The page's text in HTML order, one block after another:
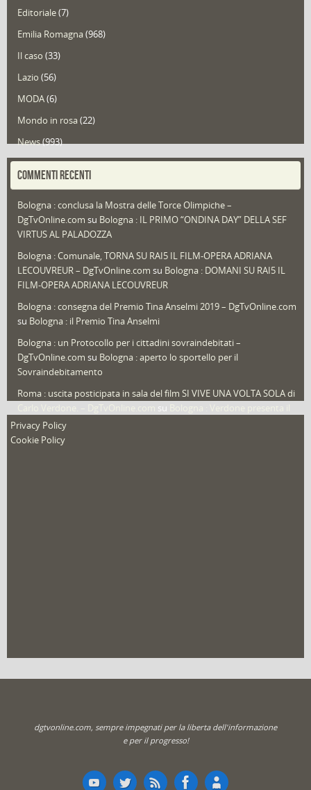
Editoriale(7)
Emilia Romagna(968)
Il caso (33)
Lazio (56)
MODA(6)
Mondo in rosa(22)
News(993)
Portfolio(1)
Redazioni(1.049)
Speciali (22)
Sport
That's Bologna Magazine(25)
Video (archivio) (263)
COMMENTI RECENTI
Bologna : conclusa la Mostra delle Torce Olimpiche –
DgTvOnline.com su Bologna : IL PRIMO “ONDINA DAY” DELLA SEF
VIRTUS AL PALADOZZA
Bologna : Comunale, TORNA SU RAI5 IL FILM-OPERA ADRIANA
LECOUVREUR – DgTvOnline.com su Bologna : DOMANI SU RAI5 IL
FILM-OPERA ADRIANA LECOUVREUR
Bologna : consegna del Premio Tina Anselmi 2019 – DgTvOnline.com
su Bologna : il Premio Tina Anselmi
Bologna : un Protocollo per i cittadini sovraindebitati –
DgTvOnline.com su Bologna : aperto lo sportello per il
Sovraindebitamento
Roma : uscita posticipata in sala del film SI VIVE UNA VOLTA SOLA di
su
nuovo film
Privacy Policy
Cookie Policy
dgtvonline.com, sempre impegnati per la liberta dell'informazione
e per il progresso!